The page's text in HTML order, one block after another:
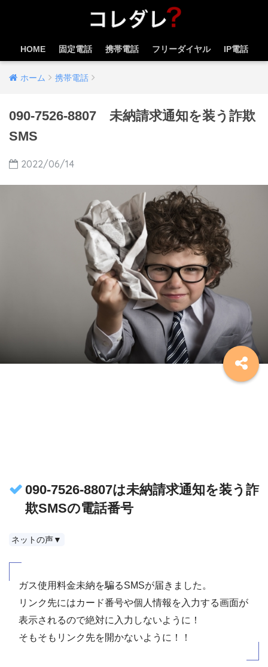
HOME 固定電話 携帯電話 フリーダイヤル IP電話
ホーム 携帯電話
090-7526-8807 未納請求通知を装う詐欺
SMS
2022/06/14
090-7526-8807は未納請求通知を装う詐
欺SMSの電話番号
ネットの声▼
ガス使用料金未納を騙るSMSが届きました。
リンク先にはカード番号や個人情報を入力する画面が
表示されるので絶対に入力しないように！
そもそもリンク先を開かないように！！